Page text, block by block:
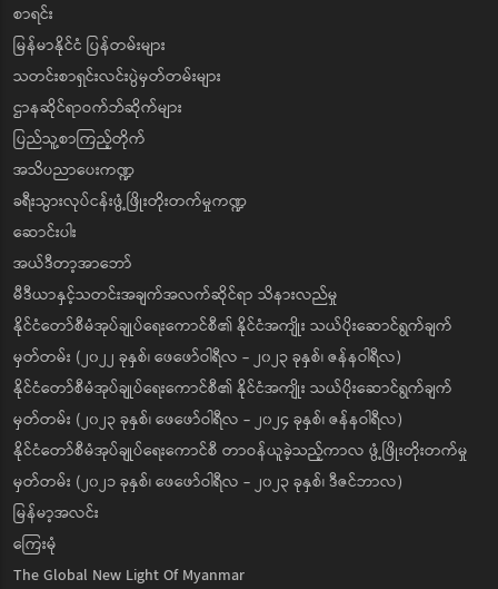
စာရင်း
မြန်မာနိုင်ငံ ပြန်တမ်းများ
သတင်းစာရှင်းလင်းပွဲမှတ်တမ်းများ
ဌာနဆိုင်ရာဝက်ဘ်ဆိုက်များ
ပြည်သူ့စာကြည့်တိုက်
အသိပညာပေးကဏ္ဍ
ခရီးသွားလုပ်ငန်းဖွံ့ဖြိုးတိုးတက်မှုကဏ္ဍ
ဆောင်းပါး
အယ်ဒီတာ့အာဘော်
မီဒီယာနှင့်သတင်းအချက်အလက်ဆိုင်ရာ သိနားလည်မှု
နိုင်ငံတော်စီမံအုပ်ချုပ်ရေးကောင်စီ၏ နိုင်ငံအကျိုး သယ်ပိုးဆောင်ရွက်ချက်
မှတ်တမ်း (၂၀၂၂ ခုနှစ်၊ ဖေဖော်ဝါရီလ - ၂၀၂၃ ခုနှစ်၊ ဇန်နဝါရီလ)
နိုင်ငံတော်စီမံအုပ်ချုပ်ရေးကောင်စီ၏ နိုင်ငံအကျိုး သယ်ပိုးဆောင်ရွက်ချက်
မှတ်တမ်း (၂၀၂၃ ခုနှစ်၊ ဖေဖော်ဝါရီလ - ၂၀၂၄ ခုနှစ်၊ ဇန်နဝါရီလ)
နိုင်ငံတော်စီမံအုပ်ချုပ်ရေးကောင်စီ တာဝန်ယူခဲ့သည့်ကာလ ဖွံ့ဖြိုးတိုးတက်မှု
မှတ်တမ်း (၂၀၂၁ ခုနှစ်၊ ဖေဖော်ဝါရီလ - ၂၀၂၃ ခုနှစ်၊ ဒီဇင်ဘာလ)
မြန်မာ့အလင်း
ကြေးမုံ
The Global New Light Of Myanmar